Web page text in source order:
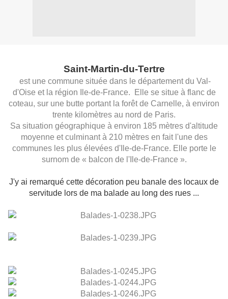
Saint-Martin-du-Tertre
est une commune située dans le département du Val-
d'Oise et la région Ile-de-France. Elle se situe à flanc de
coteau, sur une butte portant la forêt de Carnelle, à environ
trente kilomètres au nord de Paris.
Sa situation géographique à environ 185 mètres d'altitude
moyenne et culminant à 210 mètres en fait l'une des
communes les plus élevées d'Ile-de-France. Elle porte le
surnom de « balcon de l'Ile-de-France ».
J'y ai remarqué cette décoration peu banale des locaux de
servitude lors de ma balade au long des rues ...